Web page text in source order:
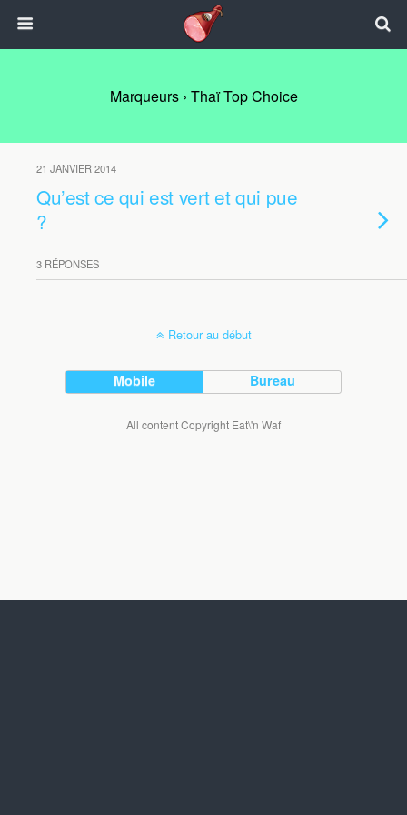
Marqueurs › Thaï Top Choice
21 JANVIER 2014
Qu’est ce qui est vert et qui pue
?
3 RÉPONSES
Retour au début
Mobile Bureau
All content Copyright Eat\'n Waf